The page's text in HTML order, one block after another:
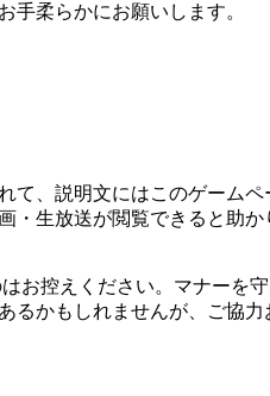
手柔らかにお願いします。
て、説明文にはこのゲーム
・生放送が閲覧できると助か
お控えください。マナーを守
るかもしれませんが、ご協力